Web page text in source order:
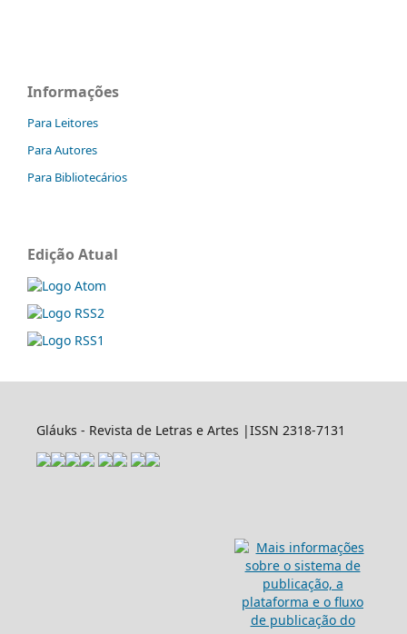
Informações
Para Leitores
Para Autores
Para Bibliotecários
Edição Atual
Gláuks - Revista de Letras e Artes |ISSN 2318-7131